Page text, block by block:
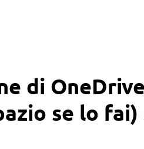
di
se lo fai)